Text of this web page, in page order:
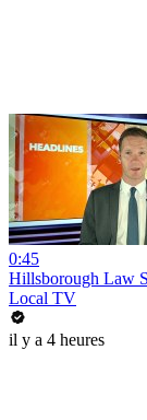
0:45
Hillsborough Law
Local TV
il y a 4 heures